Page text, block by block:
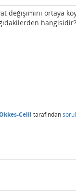
değişimini ortaya
hangisidir?
Celil tarafından